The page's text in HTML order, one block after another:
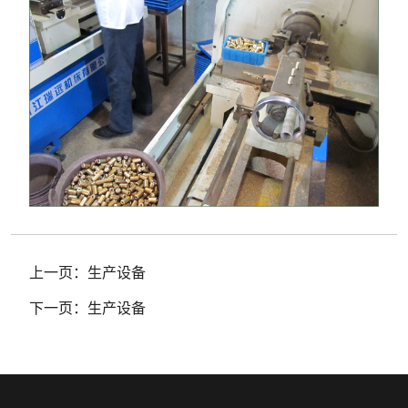
上一页： 生产设备
下一页： 生产设备